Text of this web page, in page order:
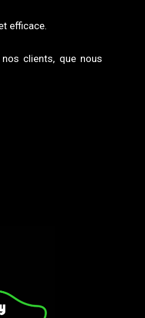
efficace.
clients, que nous